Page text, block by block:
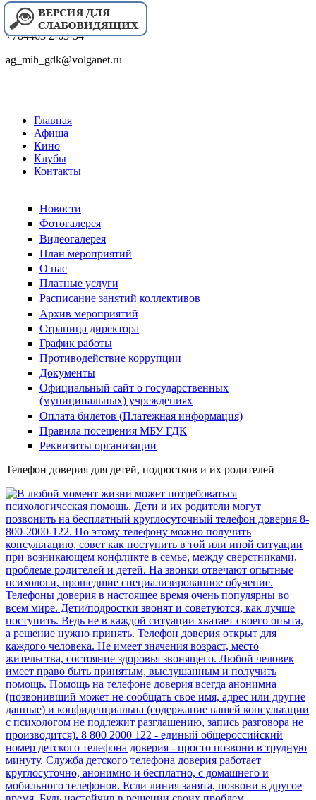
+784463 2-63-54
ag_mih_gdk@volganet.ru
Главная
Афиша
Кино
Клубы
Контакты
Новости
Фотогалерея
Видеогалерея
План мероприятий
О нас
Платные услуги
Расписание занятий коллективов
Архив мероприятий
Страница директора
График работы
Противодействие коррупции
Документы
Официальный сайт о государственных
(муниципальных) учреждениях
Оплата билетов (Платежная информация)
Правила посещения МБУ ГДК
Реквизиты организации
Телефон доверия для детей, подростков и их родителей